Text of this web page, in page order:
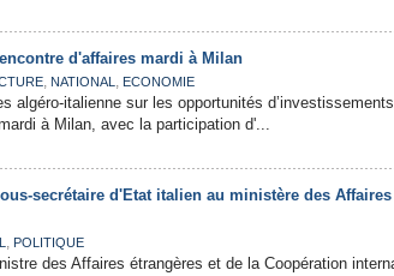
d'affaires mardi à Milan
, NATIONAL , ECONOMIE
algéro-italienne sur les opportunités
à Milan, avec la participation d'...
secrétaire d'Etat italien au ministère des Affaires
, POLITIQUE
des Affaires étrangères et de la Coopération